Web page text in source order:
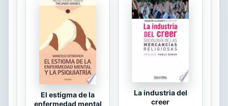
El estigma de la
enfermedad mental
La industria del
creer